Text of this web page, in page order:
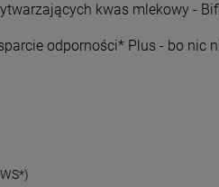
kwas mlekowy -
odporności* Plus - bo nic